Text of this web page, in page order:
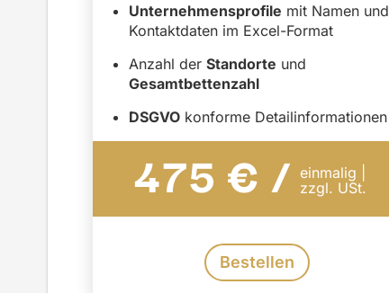
Unternehmensprofile mit Namen und
Kontaktdaten im Excel-Format
Anzahl der Standorte und
Gesamtbettenzahl
DSGVO konforme Detailinformationen
475 € / einmalig |
zzgl. USt.
Bestellen